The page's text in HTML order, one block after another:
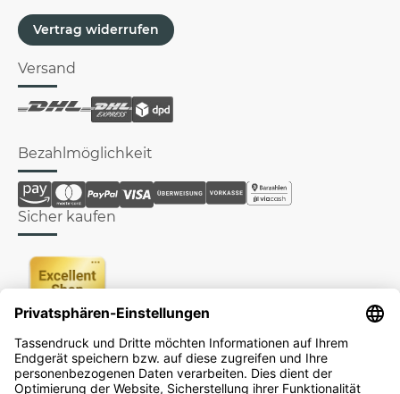
Vertrag widerrufen
Versand
Bezahlmöglichkeit
Sicher kaufen